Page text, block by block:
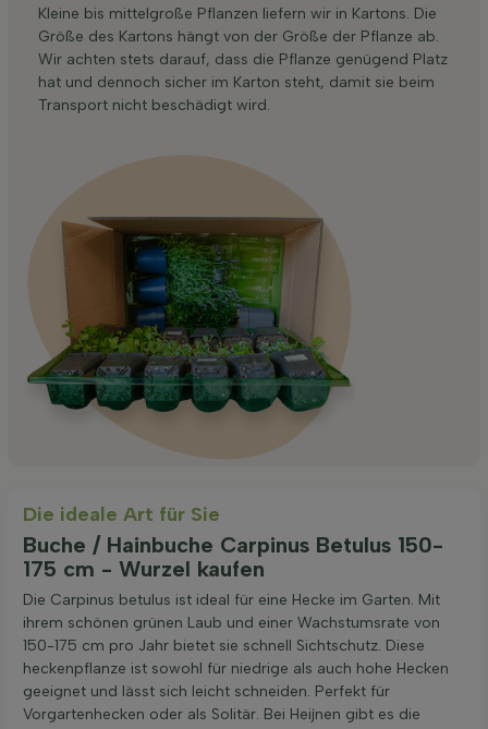
Kleine bis mittelgroße Pflanzen liefern wir in Kartons. Die
Größe des Kartons hängt von der Größe der Pflanze ab.
Wir achten stets darauf, dass die Pflanze genügend Platz
hat und dennoch sicher im Karton steht, damit sie beim
Transport nicht beschädigt wird.
Die ideale Art für Sie
Buche / Hainbuche Carpinus Betulus 150-
175 cm - Wurzel kaufen
Die Carpinus betulus ist ideal für eine Hecke im Garten. Mit
ihrem schönen grünen Laub und einer Wachstumsrate von
150-175 cm pro Jahr bietet sie schnell Sichtschutz. Diese
heckenpflanze ist sowohl für niedrige als auch hohe Hecken
geeignet und lässt sich leicht schneiden. Perfekt für
Vorgartenhecken oder als Solitär. Bei Heijnen gibt es die